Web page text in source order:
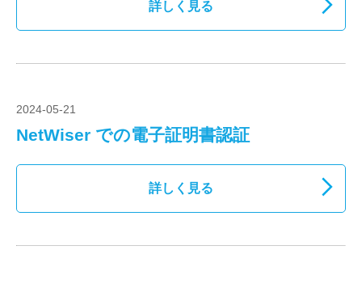
詳しく見る
2024-05-21
NetWiser での電子証明書認証
詳しく見る